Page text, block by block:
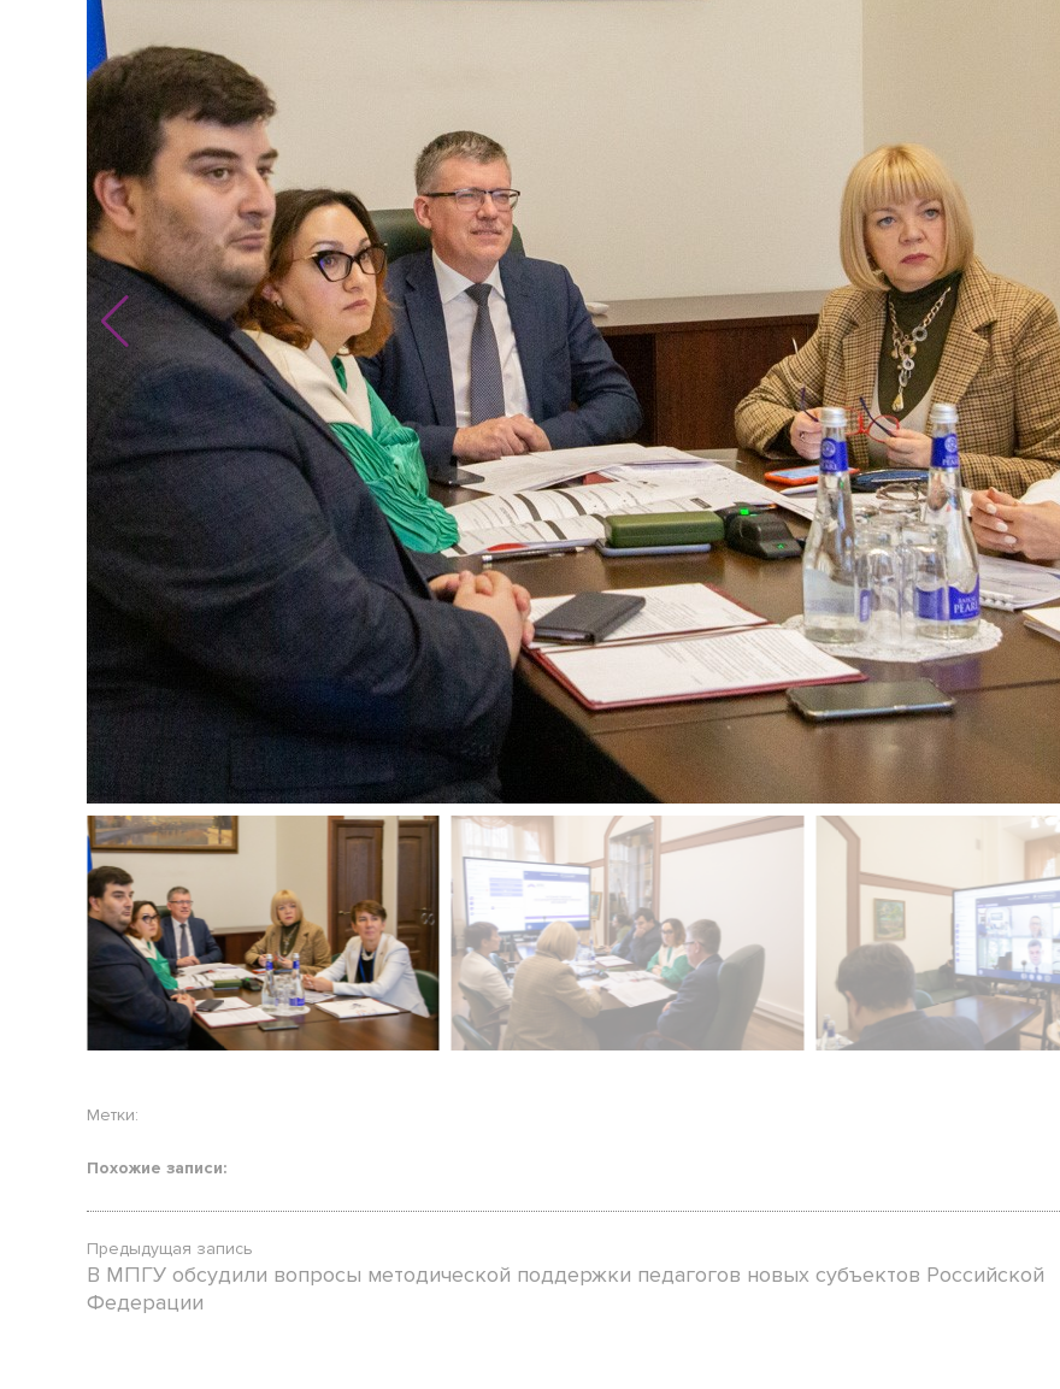
Метки:
Похожие записи:
Предыдущая запись
В МПГУ обсудили вопросы методической поддержки педагогов новых субъектов Российской
Федерации